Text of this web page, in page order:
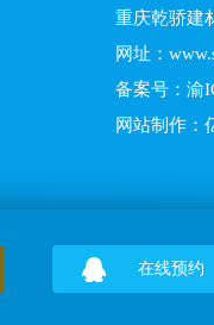
重庆乾骄建
网址：
备案号： 渝
网站制作
重庆3D吊顶 贵州SPC
在线预约